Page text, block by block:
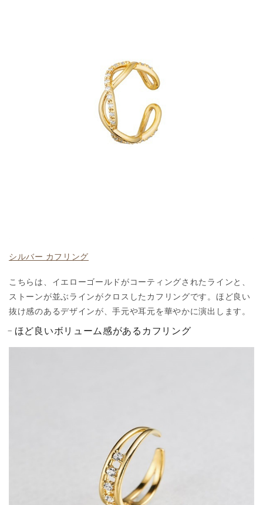
シルバー カフリング
こちらは、イエローゴールドがコーティングされたラインと、
ストーンが並ぶラインがクロスしたカフリングです。ほど良い
抜け感のあるデザインが、手元や耳元を華やかに演出します。
ほど良いボリューム感があるカフリング